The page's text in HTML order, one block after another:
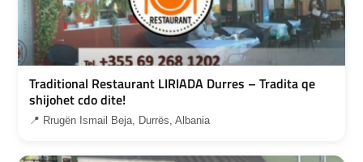
Traditional Restaurant LIRIADA Durres – Tradita qe
shijohet cdo dite!
📍 Rrugën Ismail Beja, Durrës, Albania